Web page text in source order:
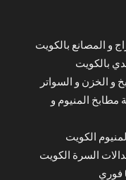
و المصانع بالكويت
بالكويت
و الخزن و السواتر
مطابخ المنيوم و
الكويت
السرة الكويت